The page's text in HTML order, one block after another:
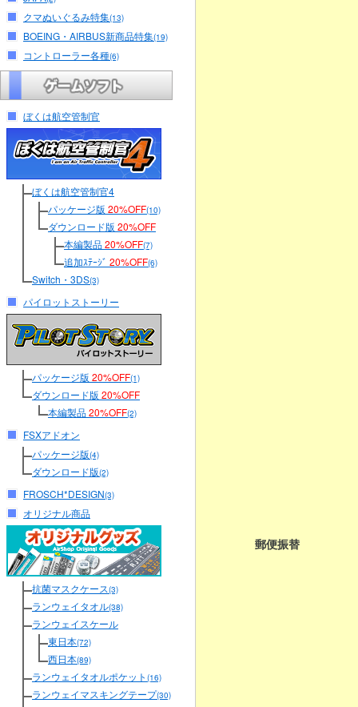
クマぬいぐるみ特集(13)
BOEING・AIRBUS新商品特集(19)
コントローラー各種(6)
ぼくは航空管制官
ぼくは航空管制官4
パッケージ版 20%OFF(10)
ダウンロード版 20%OFF
本編製品20%OFF(7)
追加ｽﾃｰｼﾞ 20%OFF(6)
Switch・3DS(3)
パイロットストーリー
パッケージ版 20%OFF(1)
ダウンロード版 20%OFF
本編製品20%OFF(2)
FSXアドオン
パッケージ版(4)
ダウンロード版(2)
FROSCH*DESIGN(3)
オリジナル商品
抗菌マスクケース(3)
ランウェイタオル(38)
ランウェイスケール
東日本(72)
西日本(89)
ランウェイタオルポケット (16)
ランウェイマスキングテープ(30)
郵便振替